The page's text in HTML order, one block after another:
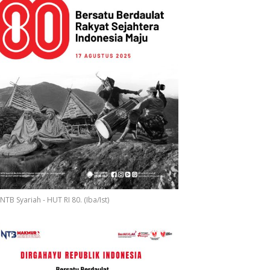
Syariah - HUT RI 80. (Iba/Ist)